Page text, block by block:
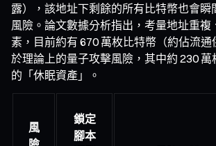
露），該地址下剩餘的所有比特幣也會瞬
風險。論文數據分析指出，考量地址重複
素，目前約有 670 萬枚比特幣（約佔流通
於理論上的量子攻擊風險，其中約 230 萬
的「休眠資產」。
風
鎖定
腳本